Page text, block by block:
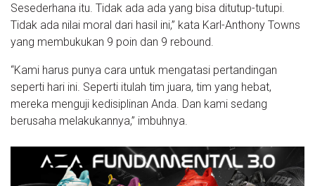
Sesederhana itu. Tidak ada ada yang bisa ditutup-tutupi.
Tidak ada nilai moral dari hasil ini,” kata Karl-Anthony Towns
yang membukukan 9 poin dan 9 rebound.
“Kami harus punya cara untuk mengatasi pertandingan
seperti hari ini. Seperti itulah tim juara, tim yang hebat,
mereka menguji kedisiplinan Anda. Dan kami sedang
berusaha melakukannya,” imbuhnya.